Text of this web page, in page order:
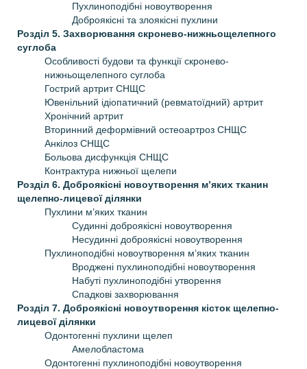
Пухлиноподібні новоутворення
Доброякісні та злоякісні пухлини
Розділ 5. Захворювання скронево-нижньощелепного
суглоба
Особливості будови та функції скронево-
нижньощелепного суглоба
Гострий артрит СНЩС
Ювенільний ідіопатичний (ревматоїдний) артрит
Хронічний артрит
Вторинний деформівний остеоартроз СНЩС
Анкілоз СНЩС
Больова дисфункція СНЩС
Контрактура нижньої щелепи
Розділ 6. Доброякісні новоутворення м’яких тканин
щелепно-лицевої ділянки
Пухлини м’яких тканин
Судинні доброякісні новоутворення
Несудинні доброякісні новоутворення
Пухлиноподібні новоутворення м’яких тканин
Вроджені пухлиноподібні новоутворення
Набуті пухлиноподібні утворення
Спадкові захворювання
Розділ 7. Доброякісні новоутворення кісток щелепно-
лицевої ділянки
Одонтогенні пухлини щелеп
Амелобластома
Одонтогенні пухлиноподібні новоутворення